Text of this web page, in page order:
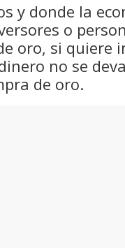
y donde la
o
oro, si quiere
no se
de oro.